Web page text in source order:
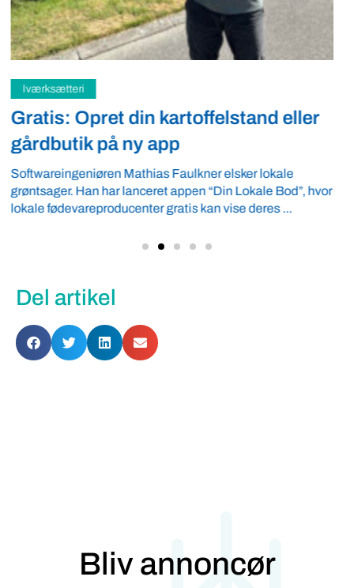
Samfund
Fredspligt giver landmænd strategisk
fordel
Arbejdsgiverforeningen GLS-A tilbyder ordnede forhold,
som giver ro i maven til landmænd – også i usikre tider.
VBF byder velkommen ...
Del artikel
Bliv annoncør